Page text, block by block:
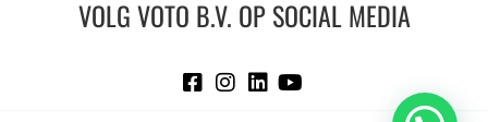
VOLG VOTO B.V. OP SOCIAL MEDIA